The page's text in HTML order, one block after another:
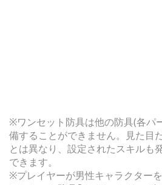
※ワンセット防具は他の防具(各パ
備することができません。見た目
とは異なり、設定されたスキルも
できます。
※プレイヤーが男性キャラクター